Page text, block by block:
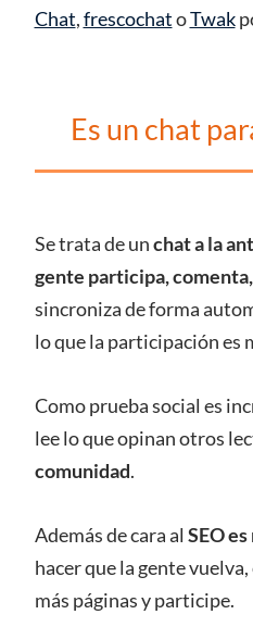
Chat,frescochatoTwak
Es un chat
Se trata de unchat a la
gente participa,
sincroniza de forma
lo que la participación es
Como prueba social es
lee lo que opinan otros
comunidad.
Además de cara al SEO
hacer que la gente
más páginas y participe.